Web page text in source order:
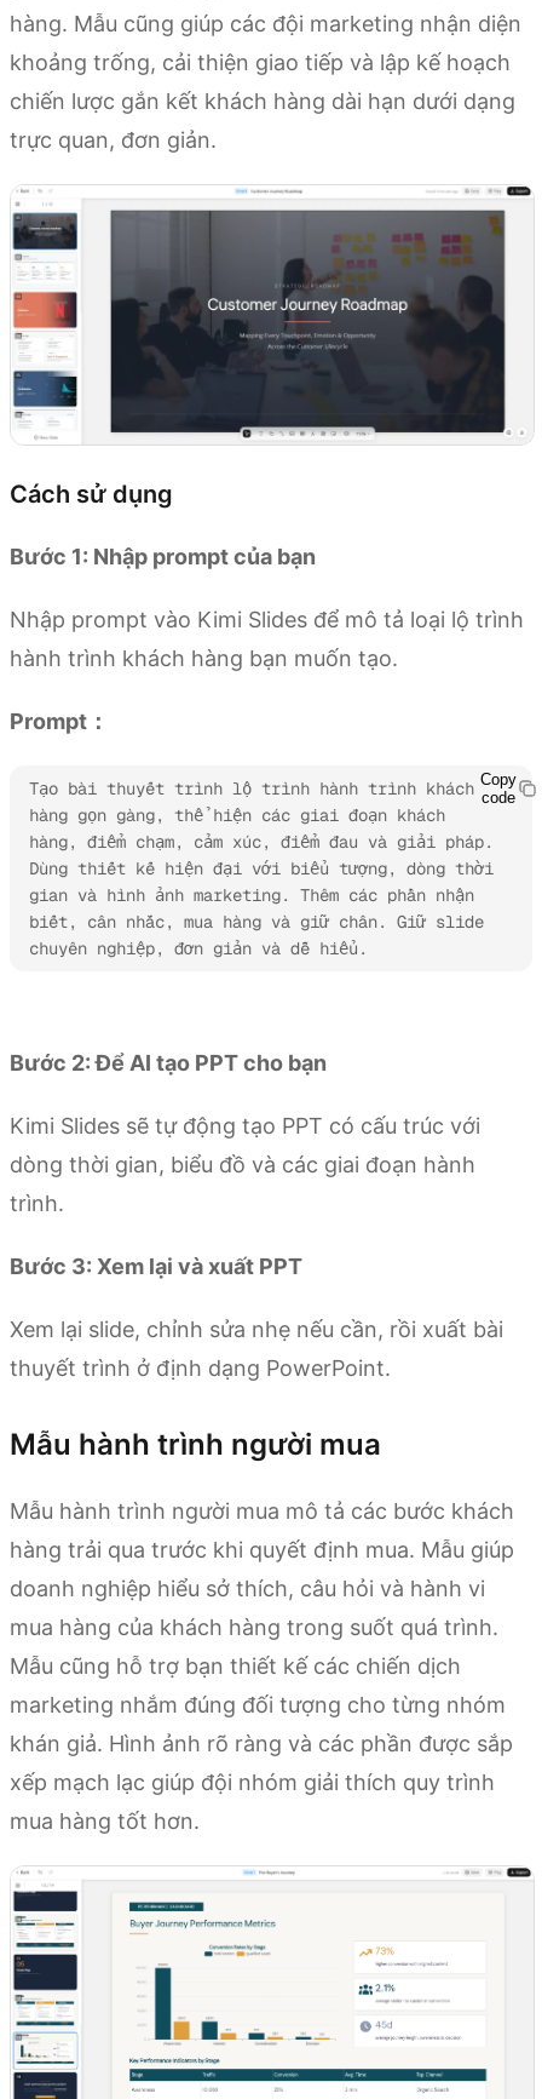
hàng. Mẫu cũng giúp các đội marketing nhận diện
khoảng trống, cải thiện giao tiếp và lập kế hoạch
chiến lược gắn kết khách hàng dài hạn dưới dạng
trực quan, đơn giản.
Cách sử dụng
Bước 1: Nhập prompt của bạn
Nhập prompt vào Kimi Slides để mô tả loại lộ trình
hành trình khách hàng bạn muốn tạo.
Prompt：
Tạo bài thuyết trình lộ trình hành trình khách
hàng gọn gàng, thể hiện các giai đoạn khách
hàng, điểm chạm, cảm xúc, điểm đau và giải pháp.
Dùng thiết kế hiện đại với biểu tượng, dòng thời
gian và hình ảnh marketing. Thêm các phần nhận
biết, cân nhắc, mua hàng và giữ chân. Giữ slide
chuyên nghiệp, đơn giản và dễ hiểu.
Copy
code
Bước 2: Để AI tạo PPT cho bạn
Kimi Slides sẽ tự động tạo PPT có cấu trúc với
dòng thời gian, biểu đồ và các giai đoạn hành
trình.
Bước 3: Xem lại và xuất PPT
Xem lại slide, chỉnh sửa nhẹ nếu cần, rồi xuất bài
thuyết trình ở định dạng PowerPoint.
Mẫu hành trình người mua
Mẫu hành trình người mua mô tả các bước khách
hàng trải qua trước khi quyết định mua. Mẫu giúp
doanh nghiệp hiểu sở thích, câu hỏi và hành vi
mua hàng của khách hàng trong suốt quá trình.
Mẫu cũng hỗ trợ bạn thiết kế các chiến dịch
marketing nhắm đúng đối tượng cho từng nhóm
khán giả. Hình ảnh rõ ràng và các phần được sắp
xếp mạch lạc giúp đội nhóm giải thích quy trình
mua hàng tốt hơn.